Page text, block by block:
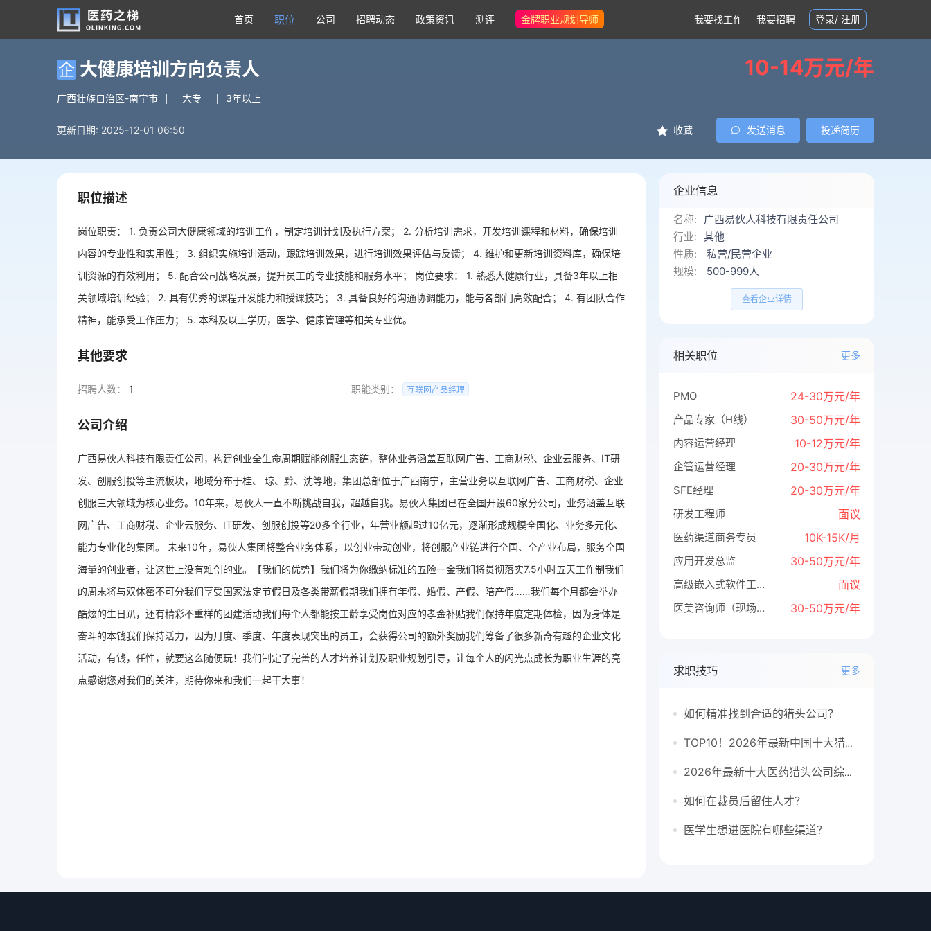
首页 职位 公司 招聘动态 政策资讯 测评 金牌职业规划导师 我要找工作 我要招聘 登录/ 注册
企 大健康培训方向负责人 10-14万元/年
广西壮族自治区-南宁市 大专 3年以上
更新日期: 2025-12-01 06:50 收藏 发送消息 投递简历
职位描述
岗位职责： 1. 负责公司大健康领域的培训工作，制定培训计划及执行方案； 2. 分析培训需求，开发培训课程和材料，确保培训
内容的专业性和实用性； 3. 组织实施培训活动，跟踪培训效果，进行培训效果评估与反馈； 4. 维护和更新培训资料库，确保培
训资源的有效利用； 5. 配合公司战略发展，提升员工的专业技能和服务水平； 岗位要求： 1. 熟悉大健康行业，具备3年以上相
关领域培训经验； 2. 具有优秀的课程开发能力和授课技巧； 3. 具备良好的沟通协调能力，能与各部门高效配合； 4. 有团队合作
精神，能承受工作压力； 5. 本科及以上学历，医学、健康管理等相关专业优。
其他要求
招聘人数： 1 职能类别： 互联网产品经理
公司介绍
广西易伙人科技有限责任公司，构建创业全生命周期赋能创服生态链，整体业务涵盖互联网广告、工商财税、企业云服务、IT研
发、创服创投等主流板块，地域分布于桂、 琼、黔、沈等地，集团总部位于广西南宁，主营业务以互联网广告、工商财税、企业
创服三大领域为核心业务。10年来，易伙人一直不断挑战自我，超越自我。易伙人集团已在全国开设60家分公司，业务涵盖互联
网广告、工商财税、企业云服务、IT研发、创服创投等20多个行业，年营业额超过10亿元，逐渐形成规模全国化、业务多元化、
能力专业化的集团。 未来10年，易伙人集团将整合业务体系，以创业带动创业，将创服产业链进行全国、全产业布局，服务全国
海量的创业者，让这世上没有难创的业。【我们的优势】我们将为你缴纳标准的五险一金我们将贯彻落实7.5小时五天工作制我们
的周末将与双休密不可分我们享受国家法定节假日及各类带薪假期我们拥有年假、婚假、产假、陪产假……我们每个月都会举办
酷炫的生日趴，还有精彩不重样的团建活动我们每个人都能按工龄享受岗位对应的孝金补贴我们保持年度定期体检，因为身体是
奋斗的本钱我们保持活力，因为月度、季度、年度表现突出的员工，会获得公司的额外奖励我们筹备了很多新奇有趣的企业文化
活动，有钱，任性，就要这么随便玩！我们制定了完善的人才培养计划及职业规划引导，让每个人的闪光点成长为职业生涯的亮
点感谢您对我们的关注，期待你来和我们一起干大事！
企业信息
名称:
广西易伙人科技有限责任公司
行业: 其他
性质:
私营/民营企业
规模:
500-999人
查看企业详情
相关职位 更多
PMO 24-30万元/年
产品专家（H线） 30-50万元/年
内容运营经理 10-12万元/年
企管运营经理 20-30万元/年
SFE经理 20-30万元/年
研发工程师 面议
医药渠道商务专员 10K-15K/月
应用开发总监 30-50万元/年
高级嵌入式软件工程师、高级软件工程师 面议
医美咨询师（现场咨询） 30-50万元/年
求职技巧 更多
如何精准找到合适的猎头公司？
TOP10！2026年最新中国十大猎头公司排行榜
2026年最新十大医药猎头公司综合排行榜
如何在裁员后留住人才？
医学生想进医院有哪些渠道？